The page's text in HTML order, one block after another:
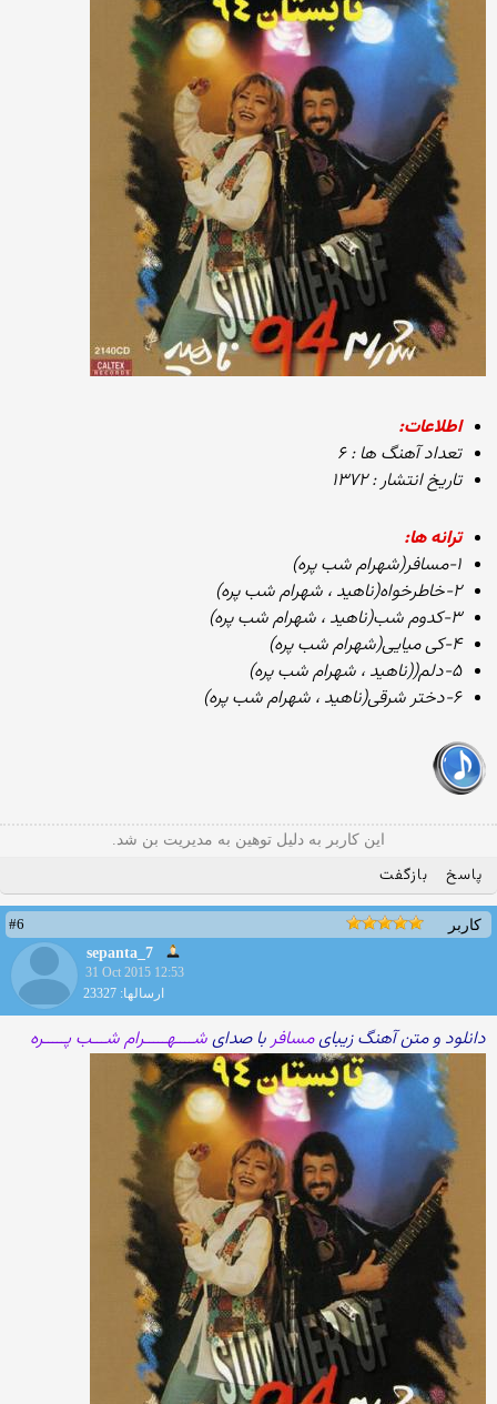
اطلاعات:
تعداد آهنگ ها : ۶
تاریخ انتشار : ۱۳۷۲
ترانه ها:
۱-مسافر(شهرام شب پره)
۲-خاطرخواه(ناهید ، شهرام شب پره)
۳-کدوم شب(ناهید ، شهرام شب پره)
۴-کی میایی(شهرام شب پره)
۵-دلم((ناهید ، شهرام شب پره)
۶-دختر شرقی(ناهید ، شهرام شب پره)
این کاربر به دلیل توهین به مدیریت بن شد.
پاسخ بازگفت
کاربر
#6
sepanta_7
31 Oct 2015 12:53
ارسالها: 23327
دانلود و متن آهنگ زیبایمسافربا صدایشــــهـــــرام شـــب پـــــره